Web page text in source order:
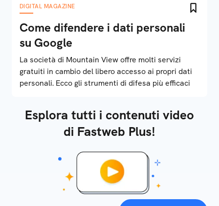
DIGITAL MAGAZINE
Come difendere i dati personali
su Google
La società di Mountain View offre molti servizi
gratuiti in cambio del libero accesso ai propri dati
personali. Ecco gli strumenti di difesa più efficaci
Esplora tutti i contenuti video
di Fastweb Plus!